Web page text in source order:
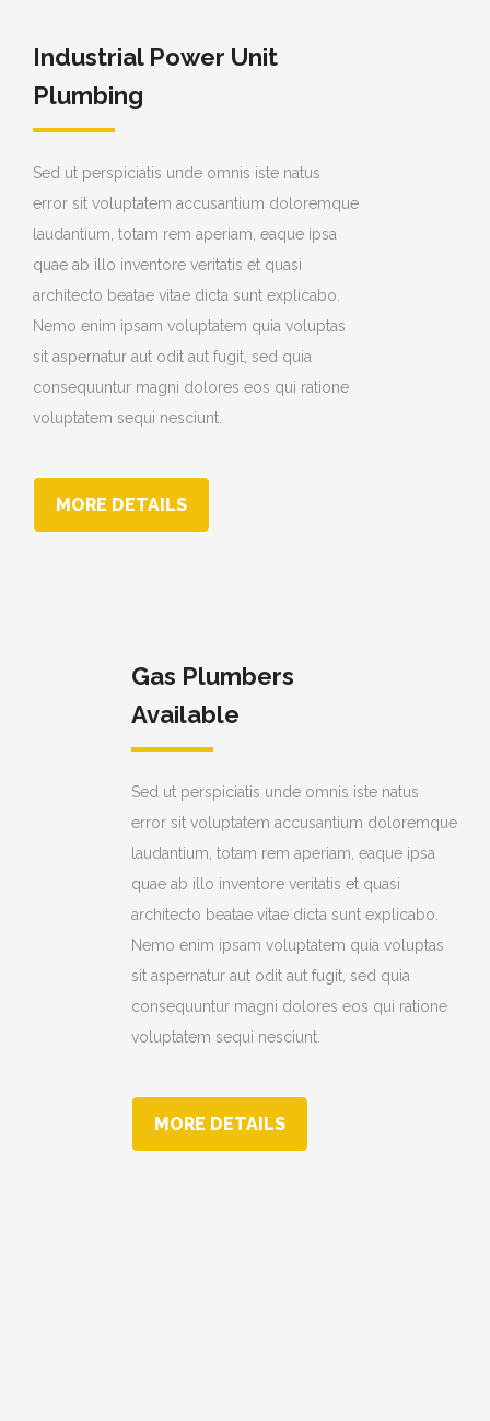
Industrial Power Unit
Plumbing
Sed ut perspiciatis unde omnis iste natus
error sit voluptatem accusantium doloremque
laudantium, totam rem aperiam, eaque ipsa
quae ab illo inventore veritatis et quasi
architecto beatae vitae dicta sunt explicabo.
Nemo enim ipsam voluptatem quia voluptas
sit aspernatur aut odit aut fugit, sed quia
consequuntur magni dolores eos qui ratione
voluptatem sequi nesciunt.
MORE DETAILS
Gas Plumbers
Available
Sed ut perspiciatis unde omnis iste natus
error sit voluptatem accusantium doloremque
laudantium, totam rem aperiam, eaque ipsa
quae ab illo inventore veritatis et quasi
architecto beatae vitae dicta sunt explicabo.
Nemo enim ipsam voluptatem quia voluptas
sit aspernatur aut odit aut fugit, sed quia
consequuntur magni dolores eos qui ratione
voluptatem sequi nesciunt.
MORE DETAILS